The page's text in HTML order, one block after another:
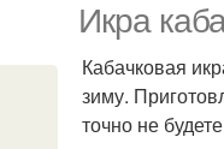
Икра
Кабачковая
зиму.
точно не